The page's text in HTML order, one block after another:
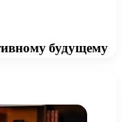
будущему